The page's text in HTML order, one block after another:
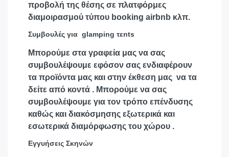
προβολή της θέσης σε πλατφόρμες
διαμοιρασμού τύπου booking airbnb κλπ.
Συμβουλές για glamping τεnts
Μπορούμε στα γραφεία μας να σας
συμβουλέψουμε εφόσον σας ενδιαφέρουν
τα προϊόντα μας και στην έκθεση μας να τα
δείτε από κοντά . Μπορούμε να σας
συμβουλέψουμε για τον τρόπο επένδυσης
καθώς και διακόσμησης εξωτερικά και
εσωτερικά διαμόρφωσης του χώρου .
Εγγυήσεις Σκηνών